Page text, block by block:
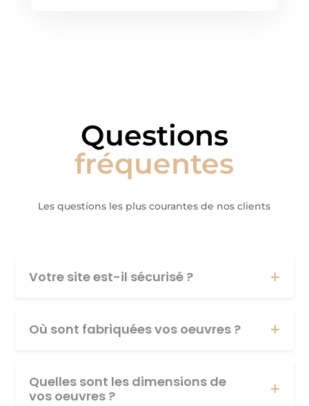
Questions
fréquentes
Les questions les plus courantes de nos clients
Votre site est-il sécurisé ?
Où sont fabriquées vos oeuvres ?
Quelles sont les dimensions de
vos oeuvres ?